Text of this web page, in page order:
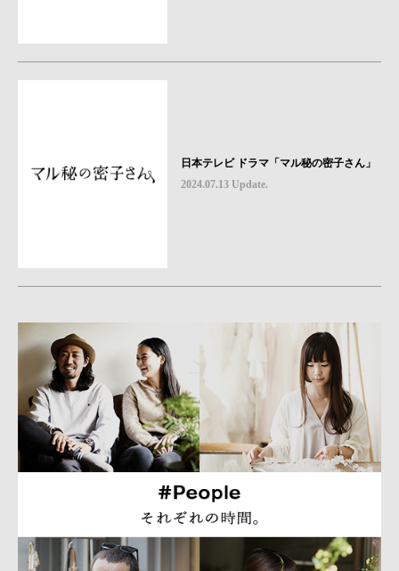
日本テレビ ドラマ「マル秘の密子さん」
2024.07.13 Update.